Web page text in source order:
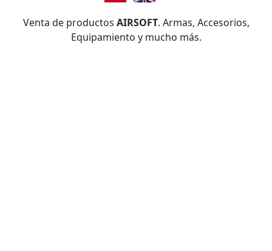
Venta de productos AIRSOFT. Armas, Accesorios,
Equipamiento y mucho más.